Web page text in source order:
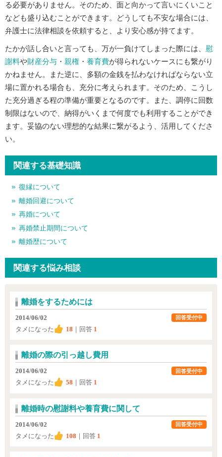
る必要がありません。そのため、面と向かって言いにくいこと
なども盛り込むことができます。どうしても不安な場合には、
弁護士に法律相談を依頼すると、より安心感が持てます。
たかが話し合いと言っても、万が一負けてしまった際には、 慰
謝料や財産分与 ・ 親権 ・ 養育費が得られないケースにも繋がり
かねません。また逆に、多額の金銭を払わなければならない立
場に置かれる場合も、充分に考えられます。そのため、こうし
た充分過ぎる程の準備が重要となるのです。また、調停に回数
制限はないので、納得がいくまで何度でも利用することができ
ます。妥協のない理想的な結果に繋がるよう、活用してくださ
い。
関連する基礎知識
復縁について
離婚回避について
再婚について
再婚禁止期間について
離婚歴について
関連する悩み相談
離婚をするためには
2014/06/02
タメになった
18 ｜回答 1
回答受付中
離婚の際の引っ越し費用
2014/06/02
タメになった
58 ｜回答 1
回答受付中
離婚時の慰謝料や養育費に関して
2014/06/02
タメになった
108 ｜回答 1
回答受付中